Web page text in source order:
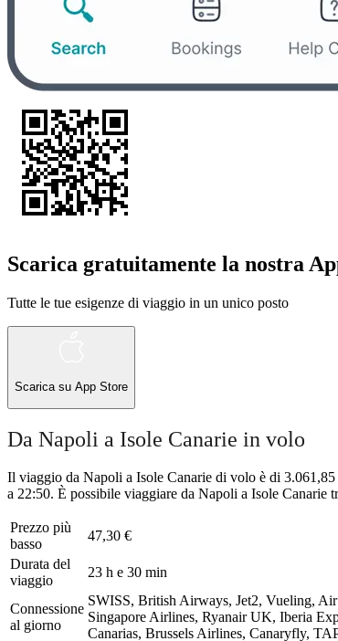
Scarica gratuitamente la nostra
Tutte le tue esigenze di viaggio in un unico posto
Scarica su App Store
Da Napoli a Isole Canarie in volo
Il viaggio da Napoli a Isole Canarie di volo è di
a 22:50. È possibile viaggiare da Napoli a Isole
Prezzo più
basso
47,30 €
Durata del
viaggio
23 h e 30 min
Connessione
al giorno
SWISS, British Airways, Jet2, Vueling,
Singapore Airlines, Ryanair UK, Iberia
Canarias, Brussels Airlines, Canaryfly,